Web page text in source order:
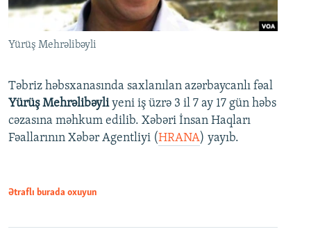
Yürüş Mehrəlibəyli
Təbriz həbsxanasında saxlanılan azərbaycanlı fəal
Yürüş Mehrəlibəyliyeni iş üzrə 3 il 7 ay 17 gün həbs
cəzasına məhkum edilib. Xəbəri İnsan Haqları
Fəallarının Xəbər Agentliyi (HRANA) yayıb.
Ətraflı burada oxuyun